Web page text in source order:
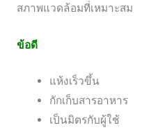
สภาพแวดล้อมที่เหมาะสม
ข้อดี
แห้งเร็วขึ้น
กักเก็บสารอาหาร
เป็นมิตรกับผู้ใช้